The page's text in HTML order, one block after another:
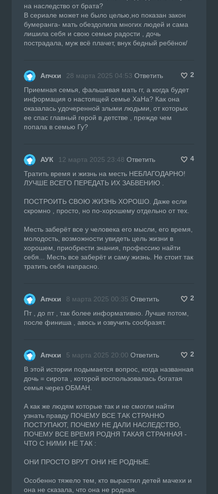
на наследство от брата?
В сериале может не было целью,но показан закон
бумеранга- мать обездолила многих людей и сама
лишила себя и свою семью радости , дочь
пострадала, муж всё плачет, внук бедный ребёнок/
Апчхи 28 марта 2025 04:53 Ответить
2
Приемная семья, фальшивая мать гг, а когда будет
информация о настоящей семье ХаНа? Как она
оказалась удочеренной злыми людьми, от которых
ее спас главный герой в детстве , прежде чем
попала в семью Гу?
АУК 12 марта 2025 23:48 Ответить
4
Тратить время и жизнь на месть НЕБЛАГОДАРНО!
ЛУЧШЕ ВСЕГО ПЕРЕДАТЬ ИХ ЗАБВЕНИЮ .
ПОСТРОИТЬ СВОЮ ЖИЗНЬ ХОРОШО. Даже если
скромно , просто, но по-хорошему отдельно от тех.
Месть заберёт все у человека его мысли, его время,
молодость, возможности увидеть цель жизни в
хорошем, приобрести знания, профессию найти
себя... Месть все заберёт и саму жизнь. Не стоит так
тратить себя напрасно.
Апчхи 8 марта 2025 00:35 Ответить
2
Пт , до пт , так более информативно. Лучше потом,
после финиша , авось и озвучить сообразят.
Апчхи 5 марта 2025 20:00 Ответить
2
В этой истории подымается вопрос, когда названная
дочь = сирота , которой воспользовалась богатая
семья через ОБМАН.
А как же людям которые так и не смогли найти
узнать правду ПОЧЕМУ ВСЕ ТАК СТРАННО
ПОСТУПАЮТ, ПОЧЕМУ НЕ ДАЛИ НАСЛЕДСТВО,
ПОЧЕМУ ВСЕ ВРЕМЯ РОДНЯ ТАКАЯ СТРАННАЯ -
ЧТО С НИМИ НЕ ТАК :
ОНИ ПРОСТО ВРУТ ОНИ НЕ РОДНЫЕ.
Особенно тяжело тем, кто вырастил детей мачехи и
она не сказала, что она не родная.